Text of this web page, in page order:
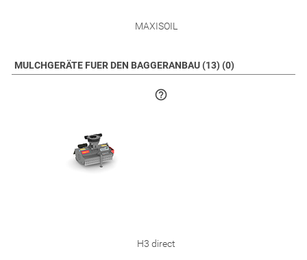
MAXISOIL
MULCHGERÄTE FUER DEN BAGGERANBAU (13) (0)
H3 direct